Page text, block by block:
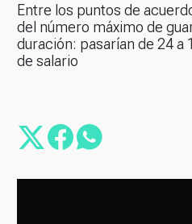
Entre los puntos de
del número máximo de
duración: pasarían de 24 a
de salario